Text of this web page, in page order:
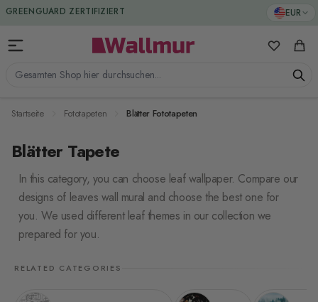
Zum Inhalt springen EUR
Gesamten Shop hier durchsuchen...
Meine
GREENGUARD ZERTIFIZIERT
Startseite Fototapeten Blätter Fototapeten
Blätter Tapete
In this category, you can choose leaf wallpaper. Compare our
designs of leaves wall mural and choose the best one for
you. We used different leaf themes in our collection we
prepared for you.
RELATED CATEGORIES